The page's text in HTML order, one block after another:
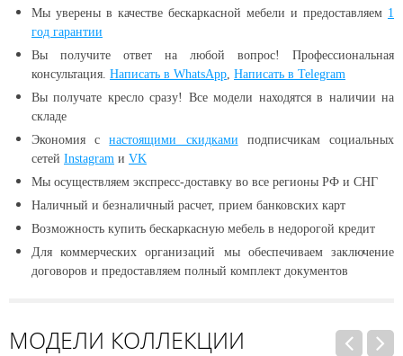
Мы уверены в качестве бескаркасной мебели и предоставляем 1
год гарантии
Вы получите ответ на любой вопрос! Профессиональная
консультация. Написать в WhatsApp Написать в Telegram
Вы получате кресло сразу! Все модели находятся в наличии на
складе
Экономия снастоящими скидками подписчикам социальных
сетей Instagram и VK
Мы осуществляем экспресс-доставку во все регионы РФ и СНГ
Наличный и безналичный расчет, прием банковских карт
Возможность купить бескаркасную мебель в недорогой кредит
Для коммерческих организаций мы обеспечиваем заключение
договоров и предоставляем полный комплект документов
МОДЕЛИ КОЛЛЕКЦИИ